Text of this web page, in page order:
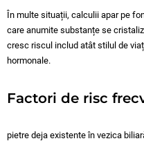
În multe situații, calculii apar pe
care anumite substanțe se
cresc riscul includ atât stilul de
hormonale.
Factori de risc
pietre deja existente în vezica